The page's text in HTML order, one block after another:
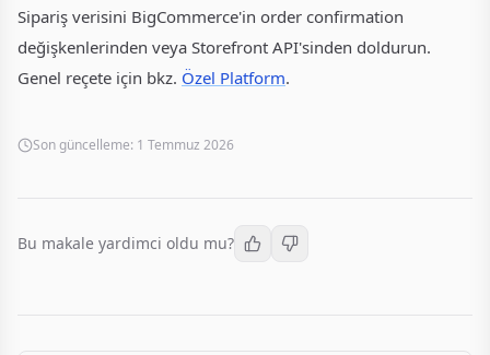
Sipariş verisini BigCommerce'in order confirmation
değişkenlerinden veya Storefront API'sinden doldurun.
Genel reçete için bkz. Özel Platform.
Son güncelleme: 1 Temmuz 2026
Bu makale yardimci oldu mu?